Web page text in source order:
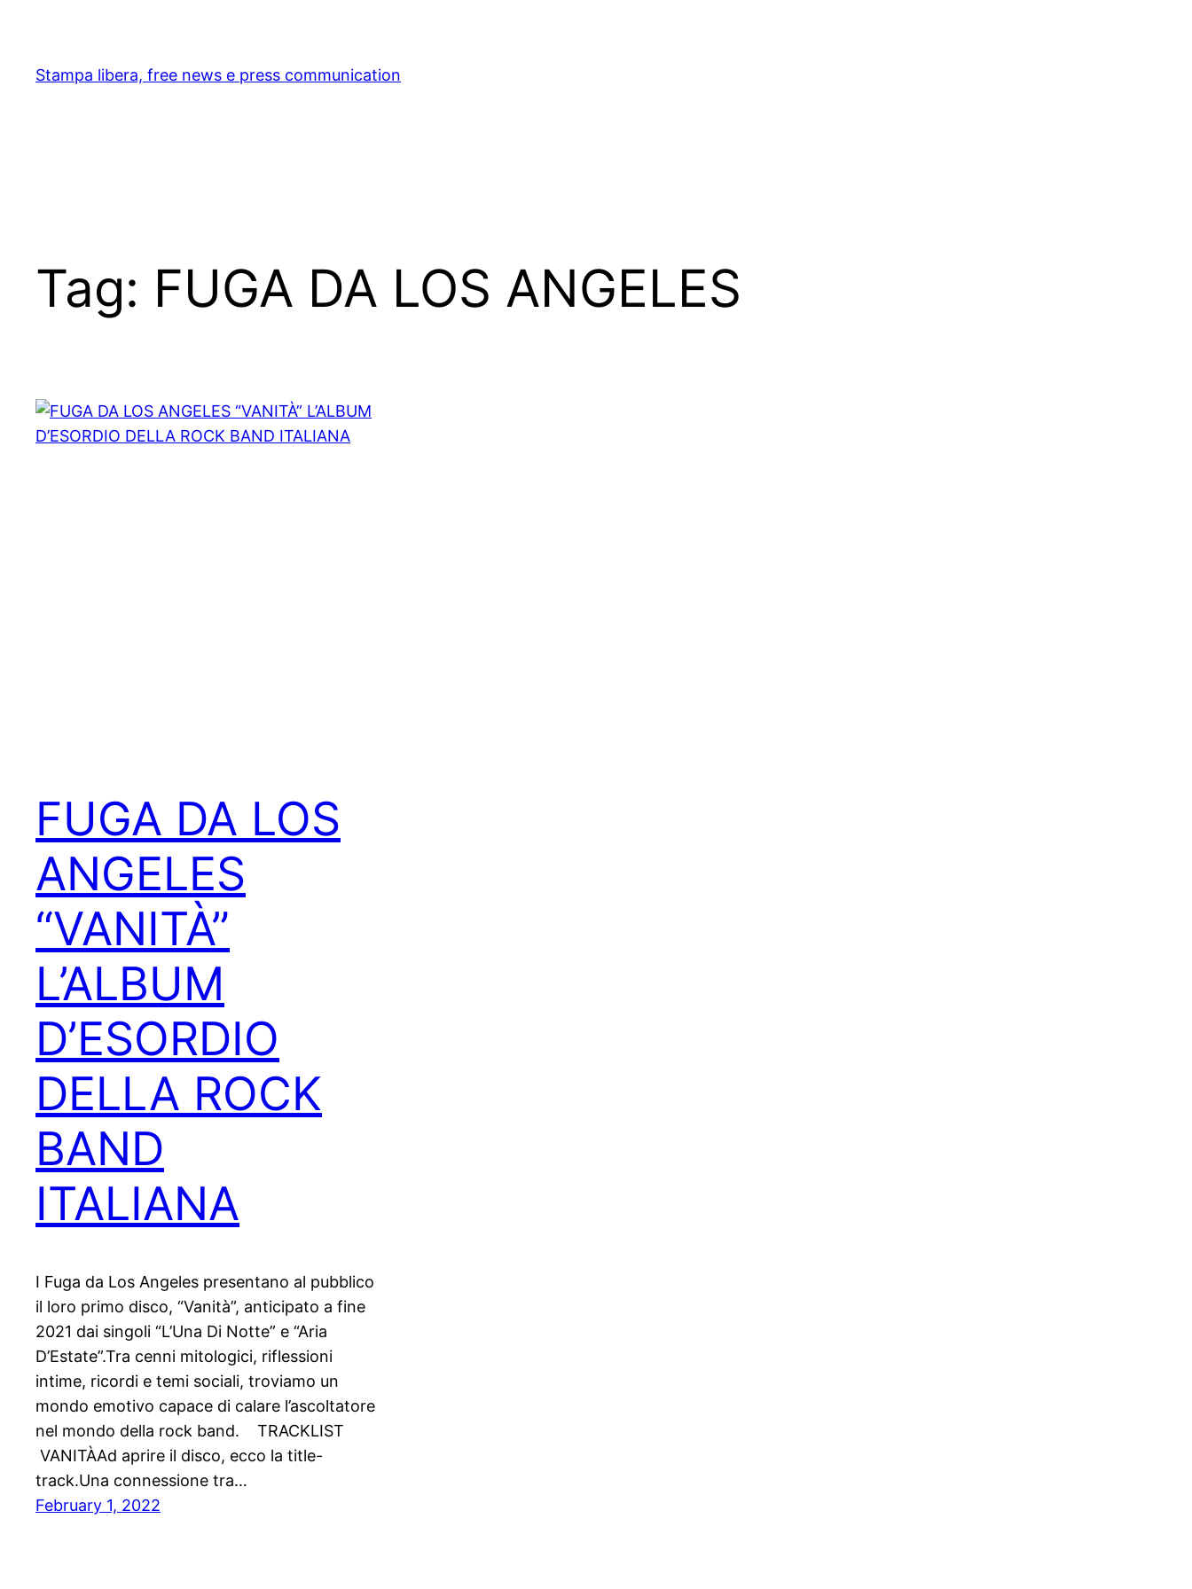
content
Stampa libera, free news e press communication
Tag: FUGA DA LOS ANGELES
FUGA DA LOS
ANGELES
“VANITÀ”
L’ALBUM
D’ESORDIO
DELLA ROCK
BAND
ITALIANA
I Fuga da Los Angeles presentano al pubblico
il loro primo disco, “Vanità”, anticipato a fine
2021 dai singoli “L’Una Di Notte” e “Aria
D’Estate”.Tra cenni mitologici, riflessioni
intime, ricordi e temi sociali, troviamo un
mondo emotivo capace di calare l’ascoltatore
nel mondo della rock band. TRACKLIST
VANITÀAd aprire il disco, ecco la title-
track.Una connessione tra…
February 1, 2022